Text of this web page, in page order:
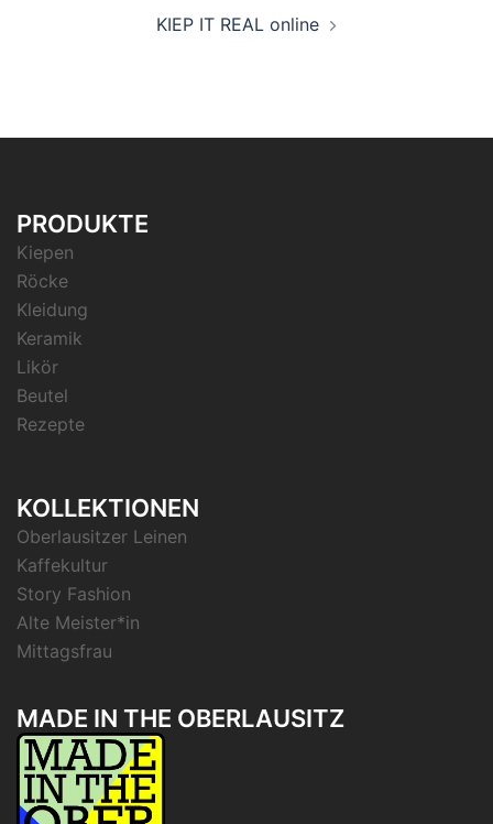
KIEP IT REAL online
PRODUKTE
Kiepen
Röcke
Kleidung
Keramik
Likör
Beutel
Rezepte
KOLLEKTIONEN
Oberlausitzer Leinen
Kaffekultur
Story Fashion
Alte Meister*in
Mittagsfrau
MADE IN THE OBERLAUSITZ